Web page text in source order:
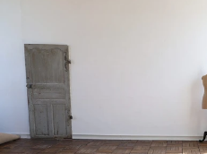
部屋ごとに写真で見比べたい
VARIATION
ひとつのスタジオであれもこれも
LOCATION
カフェやオフィスなどロケシーン
も
SIZE&PRICE
広さと利用料金で探す
ALL FILTER